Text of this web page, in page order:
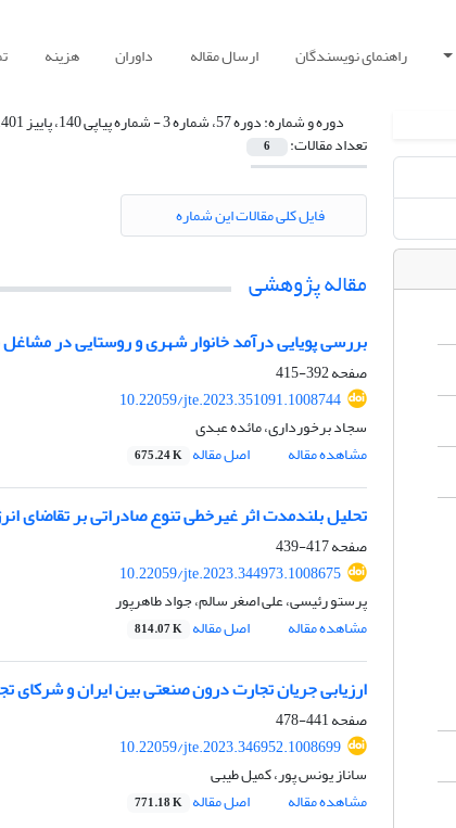
راهنمای نویسندگان ارسال مقاله داوران هزینه
دوره و شماره:دوره 57، شماره 3 - شماره پیاپی 140، پاییز 1401، صفحه 392-560
تعداد مقالات: 6
فایل کلی مقالات این شماره
مقاله پژوهشی
بررسی پویایی درآمد خانوار شهری و روستایی در
صفحه392-415
10.22059/jte.2023.351091.1008744
سجاد برخورداری، مائده عبدی
مشاهده مقاله
اصل مقاله 675.24 K
تحلیل بلندمدت اثر غیرخطی تنوع صادراتی بر تقاضای
صفحه417-439
10.22059/jte.2023.344973.1008675
پرستو رئیسی، علی اصغر سالم، جواد طاهرپور
مشاهده مقاله
اصل مقاله 814.07 K
ارزیابی جریان تجارت درون صنعتی بین ایران و
صفحه441-478
10.22059/jte.2023.346952.1008699
ساناز یونس پور، کمیل طیبی
مشاهده مقاله
اصل مقاله 771.18 K